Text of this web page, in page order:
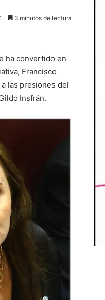
3 minutos de lectura
ha convertido en
Francisco
las presiones del
Insfrán.